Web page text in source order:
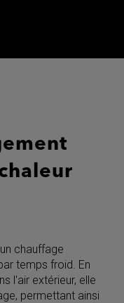
chauffage
temps froid. En
l'air extérieur, elle
permettant ainsi